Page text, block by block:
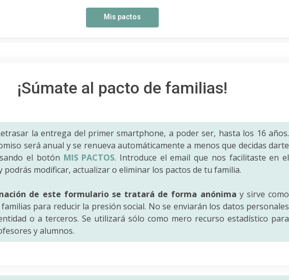
Mis pactos
¡Súmate al pacto de familias!
la entrega del primer smartphone, a poder ser, hasta los 16 años.
será anual y se renueva automáticamente a menos que decidas darte
el botón MIS PACTOS. Introduce el email que nos facilitaste en el
modificar, actualizar o eliminar los pactos de tu familia.
de este formulario se tratará de forma anónima y sirve como
para reducir la presión social. No se enviarán los datos personales
o a terceros. Se utilizará sólo como mero recurso estadístico para
y alumnos.